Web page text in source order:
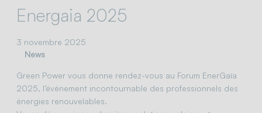
Energaia 2025
3 novembre 2025
News
Green Power vous donne rendez-vous au Forum EnerGaïa
2025, l’événement incontournable des professionnels des
énergies renouvelables.